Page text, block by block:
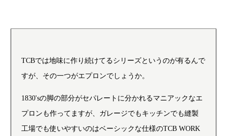
TCBでは地味に作り続けてるシリーズというのが有るんで
すが、その一つがエプロンでしょうか。
1830'sの脚の部分がセパレートに分かれるマニアックなエ
プロンも作ってますが、ガレージでもキッチンでも縫製
工場でも使いやすいのはベーシックな仕様のTCB WORK